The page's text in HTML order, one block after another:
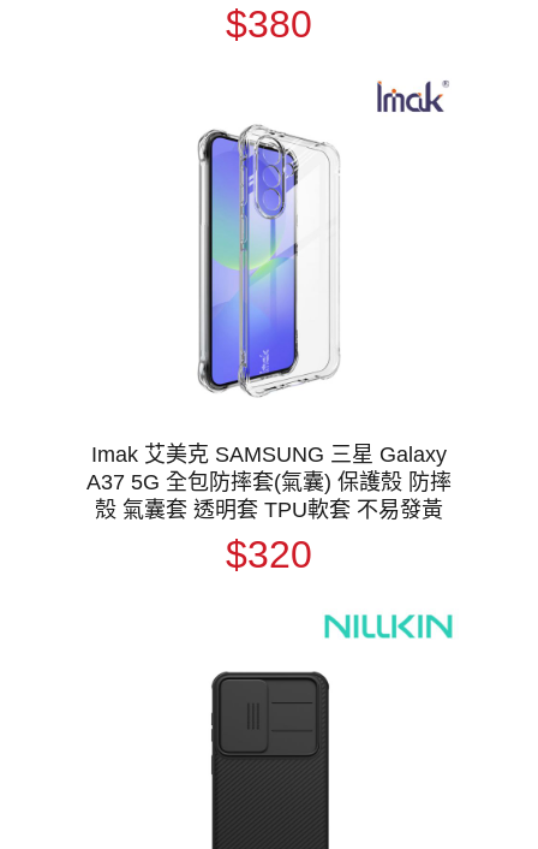
$380
Imak 艾美克 SAMSUNG 三星 Galaxy
A37 5G 全包防摔套(氣囊) 保護殼 防摔
殼 氣囊套 透明套 TPU軟套 不易發黃
$320